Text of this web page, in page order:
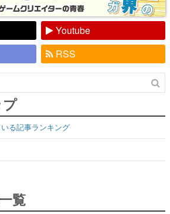
Youtube
RSS
る記事ランキング
覧